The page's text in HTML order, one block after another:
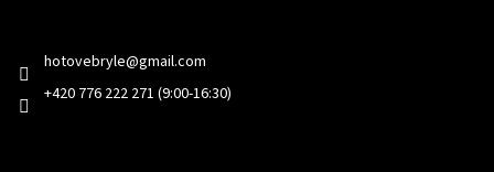
hotovebryle@gmail.com
+420 776 222 271 (9:00-16:30)